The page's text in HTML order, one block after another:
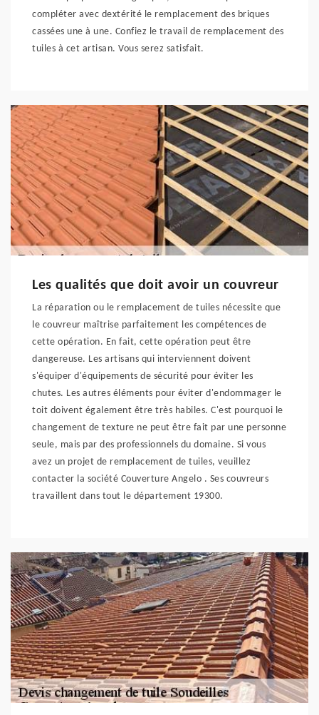
compléter avec dextérité le remplacement des briques
cassées une à une. Confiez le travail de remplacement des
tuiles à cet artisan. Vous serez satisfait.
Les qualités que doit avoir un couvreur
La réparation ou le remplacement de tuiles nécessite que
le couvreur maîtrise parfaitement les compétences de
cette opération. En fait, cette opération peut être
dangereuse. Les artisans qui interviennent doivent
s'équiper d'équipements de sécurité pour éviter les
chutes. Les autres éléments pour éviter d'endommager le
toit doivent également être très habiles. C'est pourquoi le
changement de texture ne peut être fait par une personne
seule, mais par des professionnels du domaine. Si vous
avez un projet de remplacement de tuiles, veuillez
contacter la société Couverture Angelo . Ses couvreurs
travaillent dans tout le département 19300.